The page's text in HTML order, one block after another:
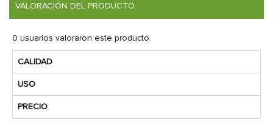
VALORACIÓN DEL PRODUCTO
0 usuarios valoraron este producto.
CALIDAD
USO
PRECIO